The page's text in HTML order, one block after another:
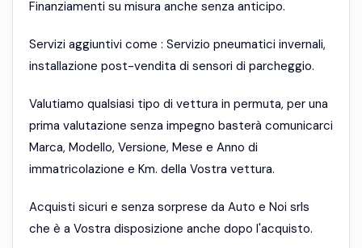
Finanziamenti su misura anche senza anticipo.
Servizi aggiuntivi come : Servizio pneumatici invernali,
installazione post-vendita di sensori di parcheggio.
Valutiamo qualsiasi tipo di vettura in permuta, per una
prima valutazione senza impegno basterà comunicarci
Marca, Modello, Versione, Mese e Anno di
immatricolazione e Km. della Vostra vettura.
Acquisti sicuri e senza sorprese da Auto e Noi srls
che è a Vostra disposizione anche dopo l'acquisto.